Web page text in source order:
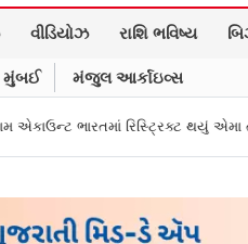
વીડિયોઝ રાશિ ભવિષ્ય
મુંબઈ મંજુલ આર્કાઇવ્સ
રિસ્ટ્રિક્ટ થયું એમા તો પીએમ મોદીને